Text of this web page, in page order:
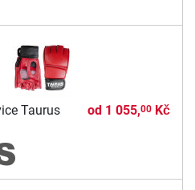
Taurus
od 1 055,00Kč